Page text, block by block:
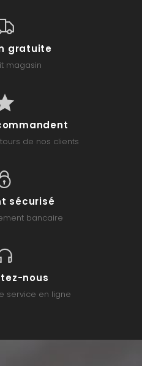
gratuite
magasin
de nos clients
sécurisé
bancaire
nous
service en ligne